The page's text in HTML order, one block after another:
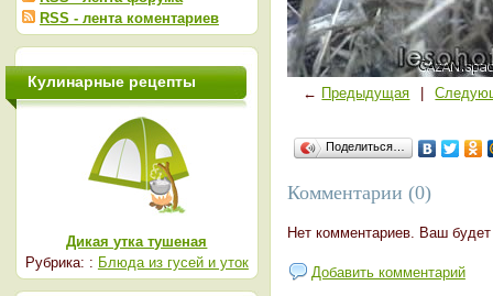
← Предыдущая
Поделиться…
Комментарии (0)
Нет комментариев. Ваш
Добавить комментарий
RSS - лента коментариев
Кулинарные рецепты
Дикая утка тушеная
Рубрика: : Блюда из гусей и уток